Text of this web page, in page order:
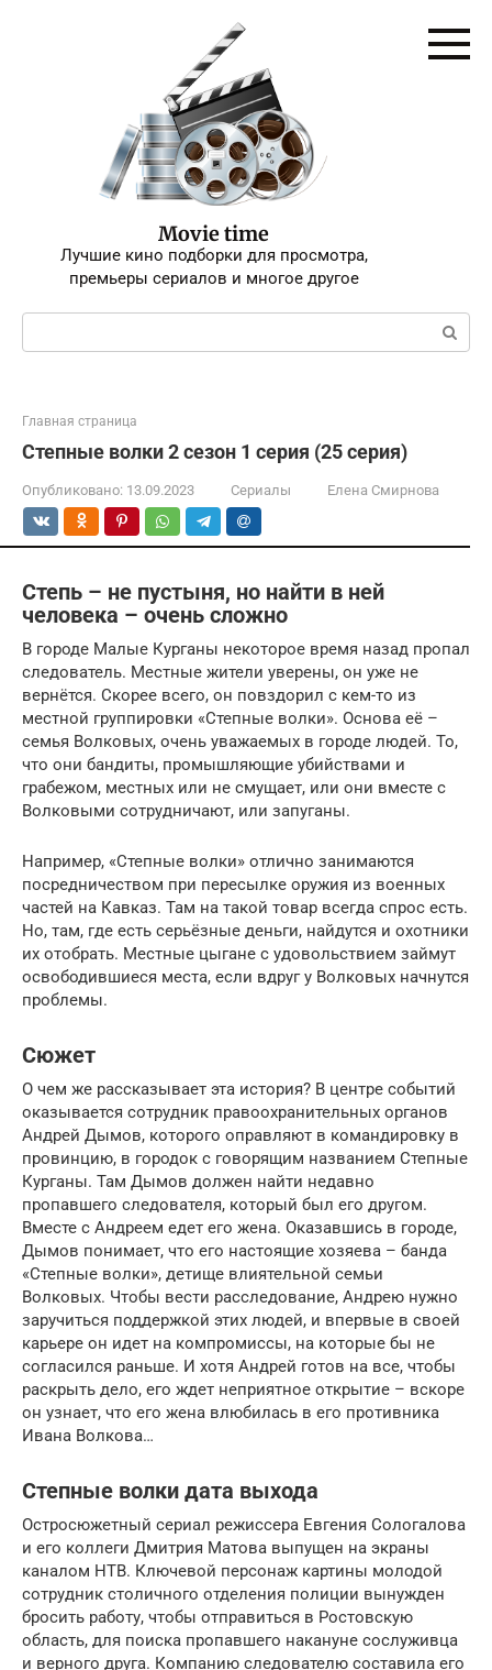
Movie time
Лучшие кино подборки для просмотра,
премьеры сериалов и многое другое
Поиск:
Главная страница
Степные волки 2 сезон 1 серия (25 серия)
Опубликовано: 13.09.2023 Сериалы Елена Смирнова
Степь – не пустыня, но найти в ней
человека – очень сложно
В городе Малые Курганы некоторое время назад пропал
следователь. Местные жители уверены, он уже не
вернётся. Скорее всего, он повздорил с кем-то из
местной группировки «Степные волки». Основа её –
семья Волковых, очень уважаемых в городе людей. То,
что они бандиты, промышляющие убийствами и
грабежом, местных или не смущает, или они вместе с
Волковыми сотрудничают, или запуганы.
Например, «Степные волки» отлично занимаются
посредничеством при пересылке оружия из военных
частей на Кавказ. Там на такой товар всегда спрос есть.
Но, там, где есть серьёзные деньги, найдутся и охотники
их отобрать. Местные цыгане с удовольствием займут
освободившиеся места, если вдруг у Волковых начнутся
проблемы.
Сюжет
О чем же рассказывает эта история? В центре событий
оказывается сотрудник правоохранительных органов
Андрей Дымов, которого оправляют в командировку в
провинцию, в городок с говорящим названием Степные
Курганы. Там Дымов должен найти недавно
пропавшего следователя, который был его другом.
Вместе с Андреем едет его жена. Оказавшись в городе,
Дымов понимает, что его настоящие хозяева – банда
«Степные волки», детище влиятельной семьи
Волковых. Чтобы вести расследование, Андрею нужно
заручиться поддержкой этих людей, и впервые в своей
карьере он идет на компромиссы, на которые бы не
согласился раньше. И хотя Андрей готов на все, чтобы
раскрыть дело, его ждет неприятное открытие – вскоре
он узнает, что его жена влюбилась в его противника
Ивана Волкова…
Степные волки дата выхода
Остросюжетный сериал режиссера Евгения Сологалова
и его коллеги Дмитрия Матова выпущен на экраны
каналом НТВ. Ключевой персонаж картины молодой
сотрудник столичного отделения полиции вынужден
бросить работу, чтобы отправиться в Ростовскую
область, для поиска пропавшего накануне сослуживца
и верного друга. Компанию следователю составила его